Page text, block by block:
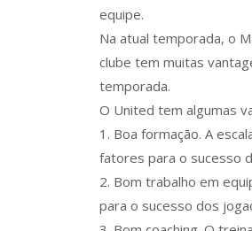
equipe.
Na atual temporada, o
clube tem muitas
temporada.
O United tem algumas
1. Boa formação. A
fatores para o sucesso
2. Bom trabalho em
para o sucesso dos